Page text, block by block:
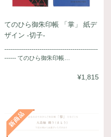
てのひら御朱印帳 「掌」 紙デ
ザイン -切子-
------------------------------------------------
------ てのひら御朱印帳…
¥1,815